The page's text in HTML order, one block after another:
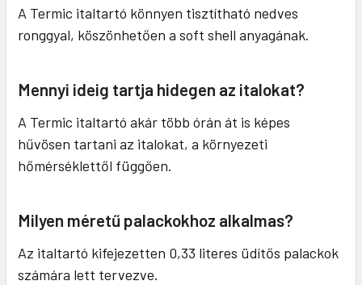
A Termic italtartó könnyen tisztítható nedves
ronggyal, köszönhetően a soft shell anyagának.
Mennyi ideig tartja hidegen az italokat?
A Termic italtartó akár több órán át is képes
hűvösen tartani az italokat, a környezeti
hőmérséklettől függően.
Milyen méretű palackokhoz alkalmas?
Az italtartó kifejezetten 0,33 literes üdítős palackok
számára lett tervezve.